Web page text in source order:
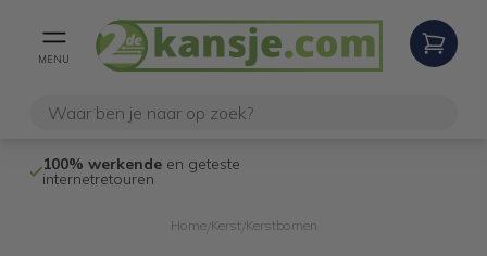
MENU
100% werkende en geteste
internetretouren
Home/ Kerst Kerstbomen